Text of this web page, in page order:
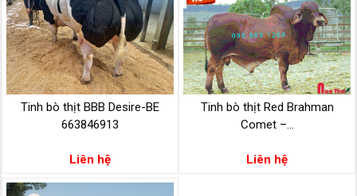
Tinh bò thịt BBB Desire-BE
663846913
Liên hệ
Tinh bò thịt Red Brahman
Comet –...
Liên hệ